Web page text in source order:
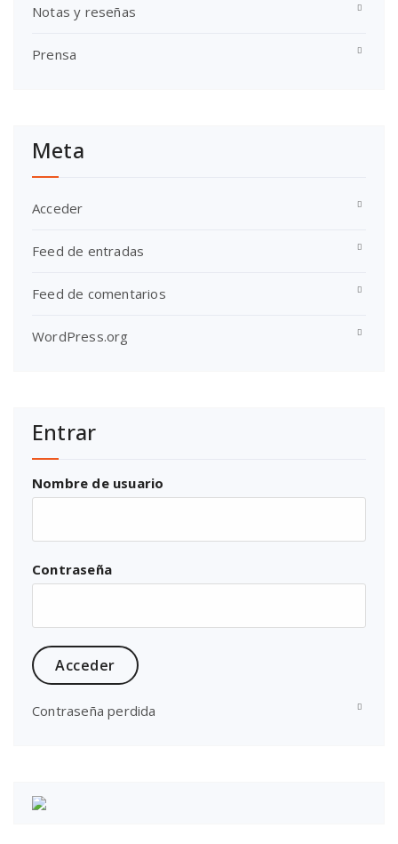
Notas y reseñas
Prensa
Meta
Acceder
Feed de entradas
Feed de comentarios
WordPress.org
Entrar
Nombre de usuario
Contraseña
Contraseña perdida